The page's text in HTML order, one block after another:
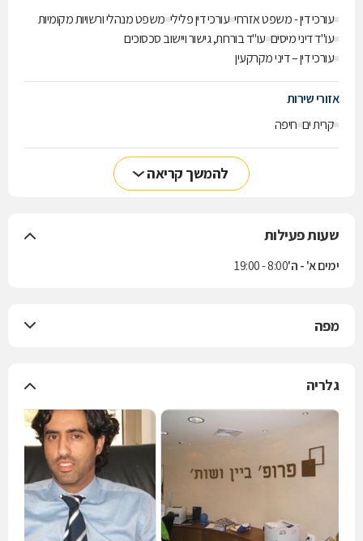
עורכי דין - משפט אזרחי עורכי דין פלילי משפט מנהלי ורשויות מקומיות
עו"ד דיני מיסים עו"ד בוררות, גישור ויישוב סכסוכים
עורכי דין – דיני מקרקעין
אזורי שירות
קרית ים חיפה
להמשך קריאה
שעות פעילות
ימים א' - ה'8:00 - 19:00
מפה
גלריה